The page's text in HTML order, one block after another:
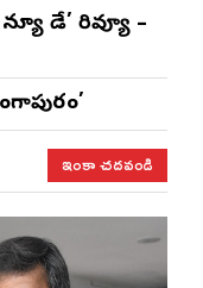
డే’ రివ్యూ –
ఇంకా చదవండి